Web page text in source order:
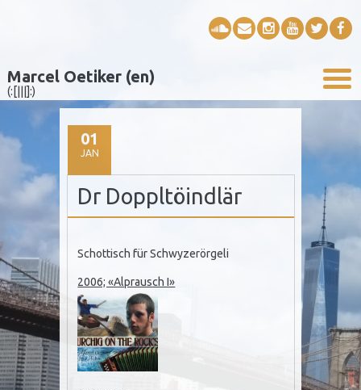
Marcel Oetiker (en)
(:[|||]:)
01
JAN
Dr Doppltöindlär
Schottisch für Schwyzerörgeli
2006; «Alprausch I»